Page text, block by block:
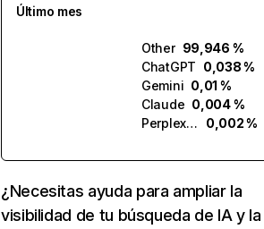
Último mes
Other 99,946 %
ChatGPT 0,038 %
Gemini 0,01 %
Claude 0,004 %
Perplexity
0,002 %
¿Necesitas ayuda para ampliar la
visibilidad de tu búsqueda de IA y la